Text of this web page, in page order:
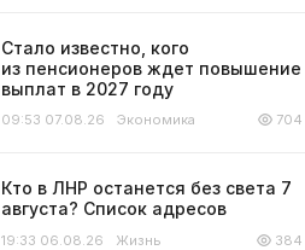
Стало известно, кого
из пенсионеров ждет повышение
выплат в 2027 году
09:53 07.08.26 Экономика 704
Кто в ЛНР останется без света 7
августа? Список адресов
19:33 06.08.26 Жизнь 384